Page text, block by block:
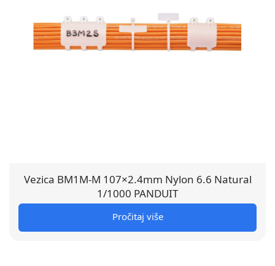
Vezica BM1M-M 107×2.4mm Nylon 6.6 Natural
1/1000 PANDUIT
Pročitaj više